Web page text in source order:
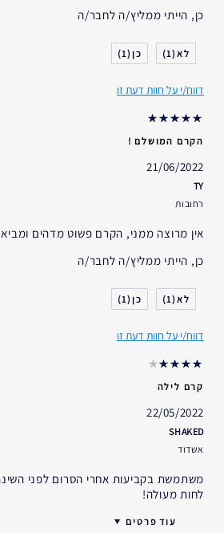
כן, הייתי ממליץ/ה לחבר/ה
1
1
דווח/י על חוות דעת זו
הקרם המושלם !
21/06/2022
TY
רחובות
אין מרוצה ממני, הקרם פשוט מדהים
כן, הייתי ממליץ/ה לחבר/ה
1
1
דווח/י על חוות דעת זו
קרם לילה
22/05/2022
SHAKED
אשדוד
משתמשת בקביעות אחרי הסרום לפני
לחות מעולה!
עוד פרטים